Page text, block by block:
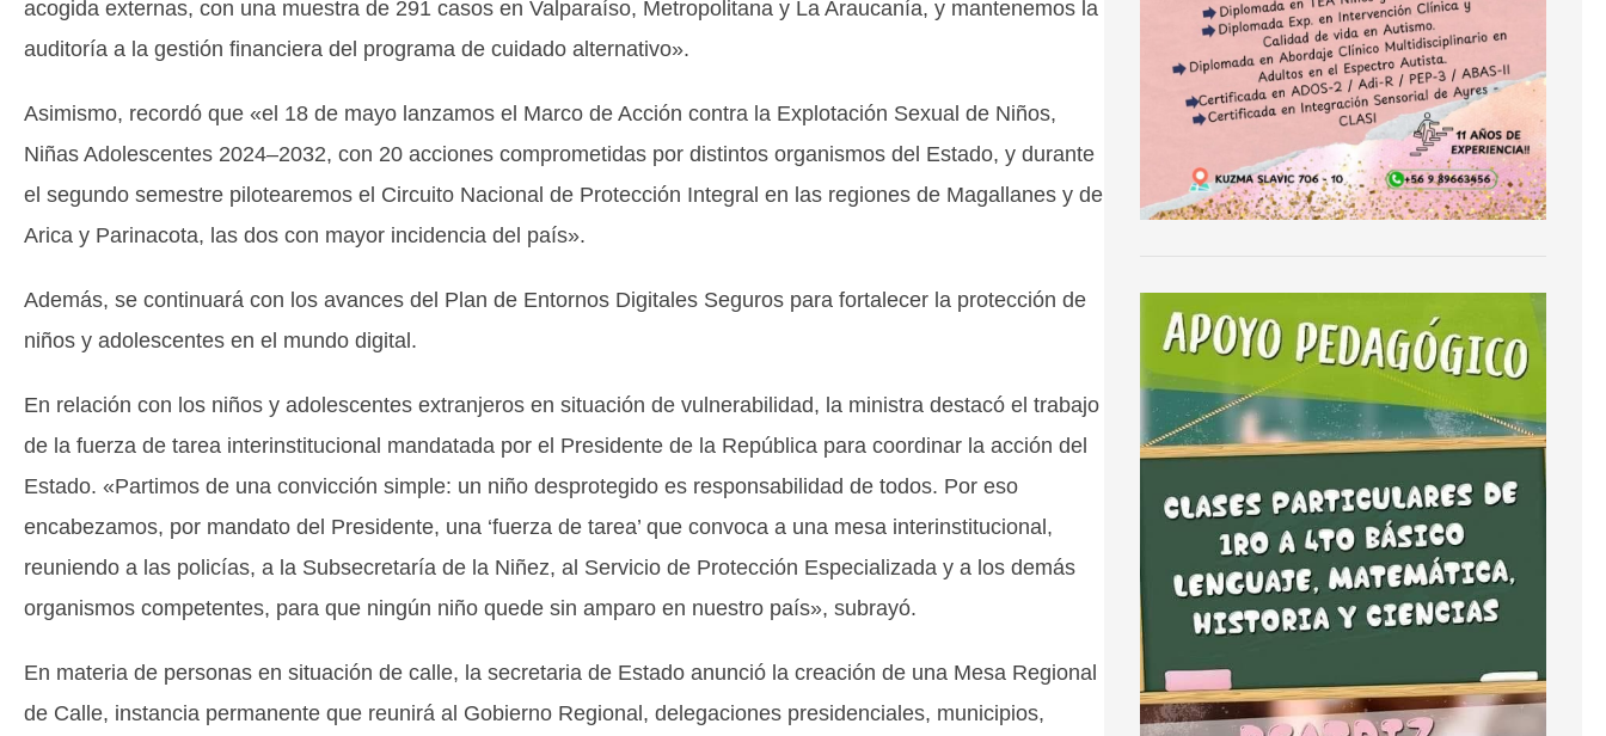
acogida externas, con una muestra de 291 casos en Valparaíso, Metropolitana y La Araucanía, y mantenemos la
auditoría a la gestión financiera del programa de cuidado alternativo».
Asimismo, recordó que «el 18 de mayo lanzamos el Marco de Acción contra la Explotación Sexual de Niños,
Niñas Adolescentes 2024–2032, con 20 acciones comprometidas por distintos organismos del Estado, y durante
el segundo semestre pilotearemos el Circuito Nacional de Protección Integral en las regiones de Magallanes y de
Arica y Parinacota, las dos con mayor incidencia del país».
Además, se continuará con los avances del Plan de Entornos Digitales Seguros para fortalecer la protección de
niños y adolescentes en el mundo digital.
En relación con los niños y adolescentes extranjeros en situación de vulnerabilidad, la ministra destacó el trabajo
de la fuerza de tarea interinstitucional mandatada por el Presidente de la República para coordinar la acción del
Estado. «Partimos de una convicción simple: un niño desprotegido es responsabilidad de todos. Por eso
encabezamos, por mandato del Presidente, una ‘fuerza de tarea’ que convoca a una mesa interinstitucional,
reuniendo a las policías, a la Subsecretaría de la Niñez, al Servicio de Protección Especializada y a los demás
organismos competentes, para que ningún niño quede sin amparo en nuestro país», subrayó.
En materia de personas en situación de calle, la secretaria de Estado anunció la creación de una Mesa Regional
de Calle, instancia permanente que reunirá al Gobierno Regional, delegaciones presidenciales, municipios,